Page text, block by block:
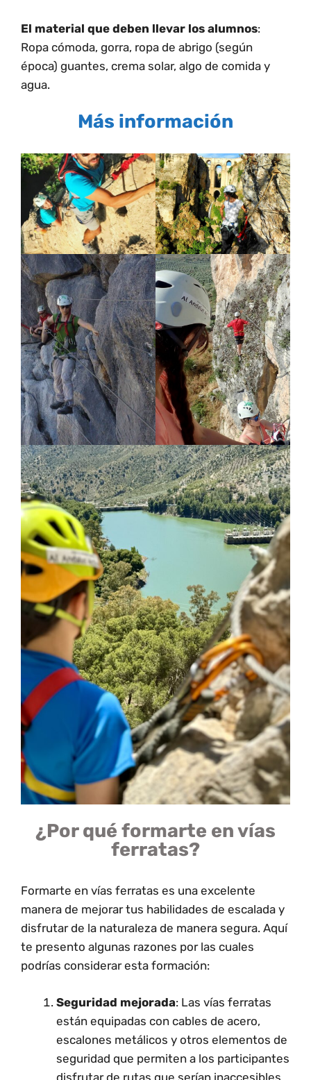
El material que deben llevar los alumnos:
Ropa cómoda, gorra, ropa de abrigo (según
época) guantes, crema solar, algo de comida y
agua.
Más información
¿Por qué formarte en vías
ferratas?
Formarte en vías ferratas es una excelente
manera de mejorar tus habilidades de escalada y
disfrutar de la naturaleza de manera segura. Aquí
te presento algunas razones por las cuales
podrías considerar esta formación:
Seguridad mejorada: Las vías ferratas
están equipadas con cables de acero,
escalones metálicos y otros elementos de
seguridad que permiten a los participantes
disfrutar de rutas que serían inaccesibles